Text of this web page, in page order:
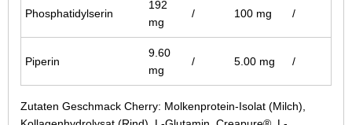
Phosphatidylserin
192
mg
/ 100 mg /
Piperin
9.60
mg
/ 5.00 mg /
Zutaten Geschmack Cherry: Molkenprotein-Isolat (Milch),